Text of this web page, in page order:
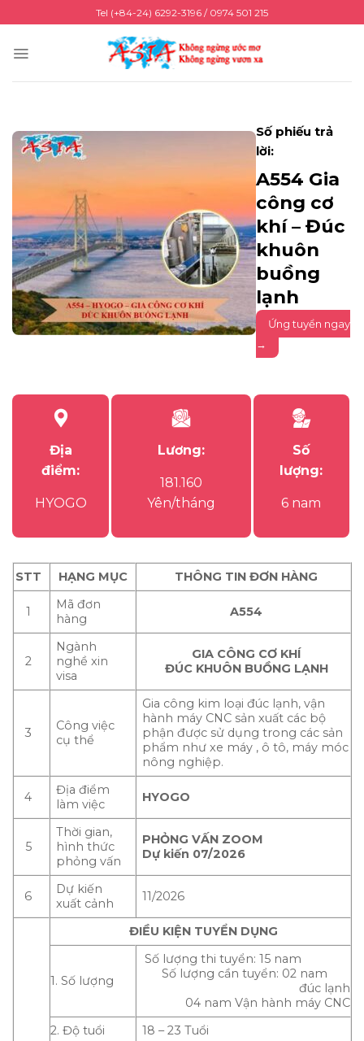
đến
nội
Tel (+84-24) 6292-3196 / 0974 501 215
Số phiếu trả
lời:
A554 Gia
công cơ
khí – Đúc
khuôn
buồng
lạnh
Ứng tuyển ngay
→
Địa
điểm:
HYOGO
Lương:
181.160
Yên/tháng
Số
lượng:
6 nam
STT HẠNG MỤC THÔNG TIN ĐƠN HÀNG
1
Mã đơn
hàng
A554
2
Ngành
nghề xin
visa
GIA CÔNG CƠ KHÍ
ĐÚC KHUÔN BUỒNG LẠNH
3
Công việc
cụ thể
Gia công kim loại đúc lạnh, vận
hành máy CNC sản xuất các bộ
phận được sử dụng trong các sản
phẩm như xe máy , ô tô, máy móc
nông nghiệp.
4
Địa điểm
làm việc
HYOGO
5
Thời gian,
hình thức
phỏng vấn
PHỎNG VẤN ZOOM
Dự kiến 07/2026
6
Dự kiến
xuất cảnh
11/2026
ĐIỀU KIỆN TUYỂN DỤNG
1. Số lượng
Số lượng thi tuyển: 15 nam
Số lượng cần tuyển: 02 nam
đúc lạnh
04 nam Vận hành máy CNC
2. Độ tuổi
18 – 23 Tuổi